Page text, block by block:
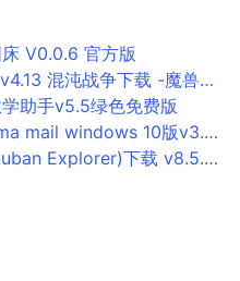
V0.0.6 官方版
混沌战争下载 -魔兽RPG地图
助手v5.5绿色免费版
windows 10版v3.81 官方版
Explorer)下载 v8.5.0官方版